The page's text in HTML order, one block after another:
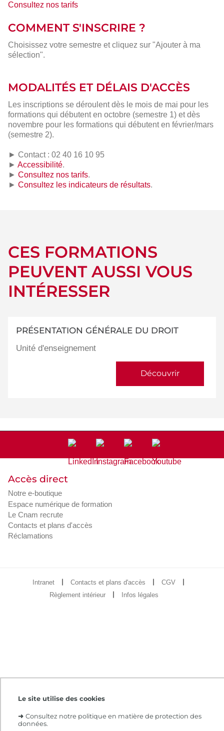
Le site utilise des cookies
➜ Consultez notre politique en matière de protection des
données.
Consultez nos tarifs
COMMENT S'INSCRIRE ?
Choisissez votre semestre et cliquez sur "Ajouter à ma
sélection".
MODALITÉS ET DÉLAIS D'ACCÈS
Les inscriptions se déroulent dès le mois de mai pour les
formations qui débutent en octobre (semestre 1) et dès
novembre pour les formations qui débutent en février/mars
(semestre 2).
► Contact : 02 40 16 10 95
► Accessibilité.
► Consultez nos tarifs.
► Consultez les indicateurs de résultats.
CES FORMATIONS
PEUVENT AUSSI VOUS
INTÉRESSER
PRÉSENTATION GÉNÉRALE DU DROIT
Unité d'enseignement
Découvrir
Accès direct
Notre e-boutique
Espace numérique de formation
Le Cnam recrute
Contacts et plans d'accès
Réclamations
Intranet Contacts et plans d'accès
CGV
Règlement intérieur
Infos légales